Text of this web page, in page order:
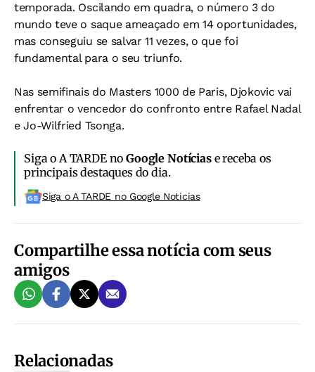
temporada. Oscilando em quadra, o número 3 do
mundo teve o saque ameaçado em 14 oportunidades,
mas conseguiu se salvar 11 vezes, o que foi
fundamental para o seu triunfo.
Nas semifinais do Masters 1000 de Paris, Djokovic vai
enfrentar o vencedor do confronto entre Rafael Nadal
e Jo-Wilfried Tsonga.
Siga o A TARDE noGoogle Notíciase receba os
principais destaques do dia.
Siga o A TARDE no Google Noticias
Compartilhe essa notícia com seus
amigos
Relacionadas